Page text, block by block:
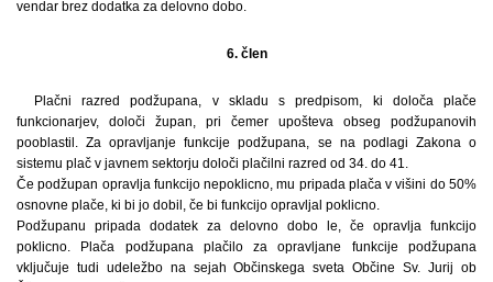
vendar brez dodatka za delovno dobo.
6. člen
Plačni razred podžupana, v skladu s predpisom, ki določa plače
funkcionarjev, določi župan, pri čemer upošteva obseg podžupanovih
pooblastil. Za opravljanje funkcije podžupana, se na podlagi Zakona o
sistemu plač v javnem sektorju določi plačilni razred od 34. do 41.
Če podžupan opravlja funkcijo nepoklicno, mu pripada plača v višini do 50%
osnovne plače, ki bi jo dobil, če bi funkcijo opravljal poklicno.
Podžupanu pripada dodatek za delovno dobo le, če opravlja funkcijo
poklicno. Plača podžupana plačilo za opravljane funkcije podžupana
vključuje tudi udeležbo na sejah Občinskega sveta Občine Sv. Jurij ob